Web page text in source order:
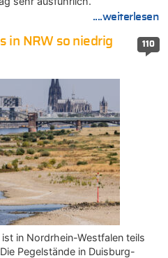
....weiterlesen
110
in NRW so niedrig
in Nordrhein-Westfalen teils
Pegelstände in Duisburg-